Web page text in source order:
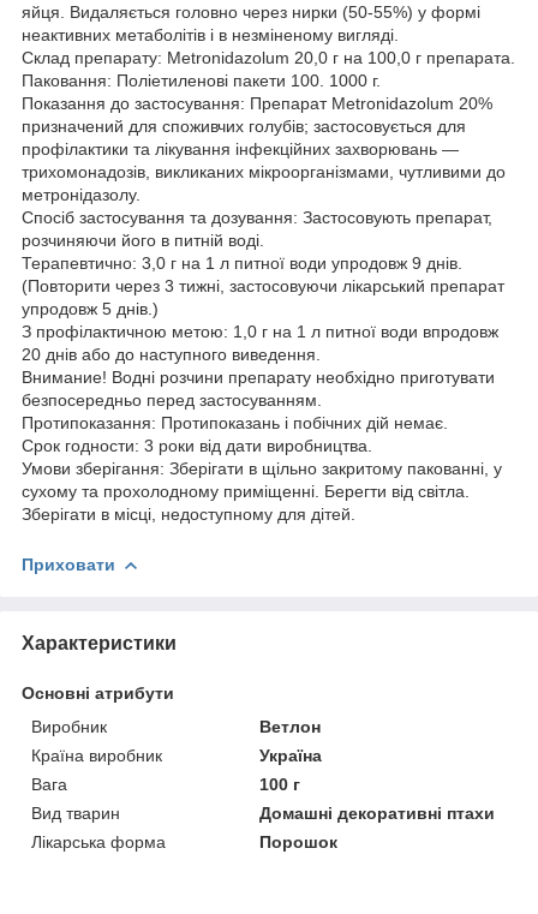
яйця. Видаляється головно через нирки (50-55%) у формі
неактивних метаболітів і в незміненому вигляді.
Склад препарату: Metronidazolum 20,0 г на 100,0 г препарата.
Паковання: Поліетиленові пакети 100. 1000 г.
Показання до застосування: Препарат Metronidazolum 20%
призначений для споживчих голубів; застосовується для
профілактики та лікування інфекційних захворювань —
трихомонадозів, викликаних мікроорганізмами, чутливими до
метронідазолу.
Спосіб застосування та дозування: Застосовують препарат,
розчиняючи його в питній воді.
Терапевтично: 3,0 г на 1 л питної води упродовж 9 днів.
(Повторити через 3 тижні, застосовуючи лікарський препарат
упродовж 5 днів.)
З профілактичною метою: 1,0 г на 1 л питної води впродовж
20 днів або до наступного виведення.
Внимание! Водні розчини препарату необхідно приготувати
безпосередньо перед застосуванням.
Протипоказання: Протипоказань і побічних дій немає.
Срок годности: 3 роки від дати виробництва.
Умови зберігання: Зберігати в щільно закритому пакованні, у
сухому та прохолодному приміщенні. Берегти від світла.
Зберігати в місці, недоступному для дітей.
Приховати
Характеристики
Основні атрибути
Виробник
Ветлон
Країна виробник
Україна
Вага
100 г
Вид тварин
Домашні декоративні птахи
Лікарська форма
Порошок